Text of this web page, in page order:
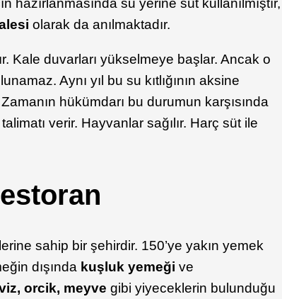
hazırlanmasında su yerine süt kullanılmıştır,
olarak da anılmaktadır.
Kale duvarları yükselmeye başlar. Ancak o
Aynı yıl bu su kıtlığının aksine
hükümdarı bu durumun karşısında
verir. Hayvanlar sağılır. Harç süt ile
sahip bir şehirdir. 150’ye yakın yemek
dışında kuşluk yemeği ve
orcik, meyve gibi yiyeceklerin bulunduğu